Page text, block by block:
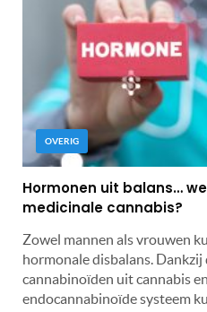
OVERIG
Hormonen uit balans…
medicinale cannabis?
Zowel mannen als vrouwen
hormonale disbalans.
cannabinoïden uit cannabis
endocannabinoïde systeem